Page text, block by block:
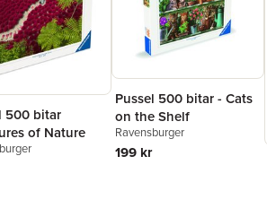
500 bitar
of Nature
Pussel 500 bitar - Cats
on the Shelf
Ravensburger
199 kr